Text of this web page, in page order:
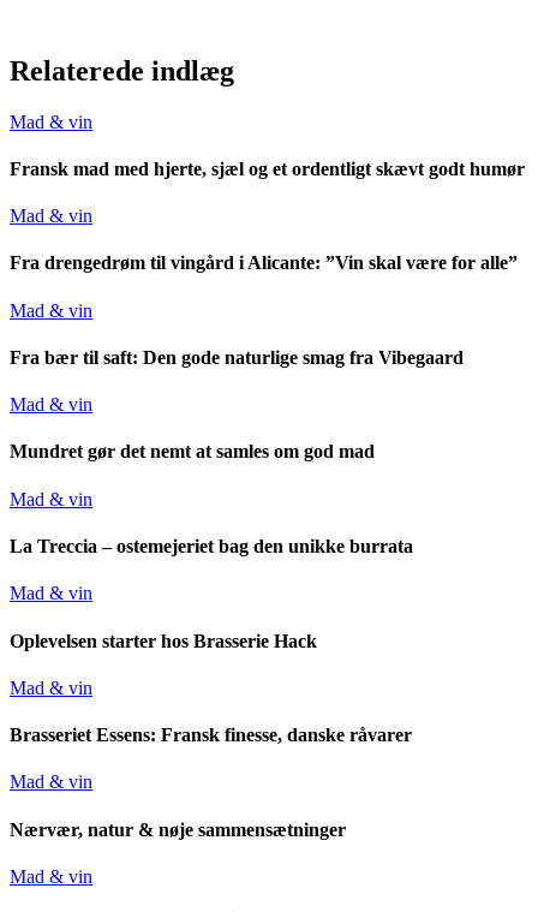
Relaterede indlæg
Mad & vin
Fransk mad med hjerte, sjæl og et ordentligt skævt godt humør
Mad & vin
Fra drengedrøm til vingård i Alicante: ”Vin skal være for alle”
Mad & vin
Fra bær til saft: Den gode naturlige smag fra Vibegaard
Mad & vin
Mundret gør det nemt at samles om god mad
Mad & vin
La Treccia – ostemejeriet bag den unikke burrata
Mad & vin
Oplevelsen starter hos Brasserie Hack
Mad & vin
Brasseriet Essens: Fransk finesse, danske råvarer
Mad & vin
Nærvær, natur & nøje sammensætninger
Mad & vin